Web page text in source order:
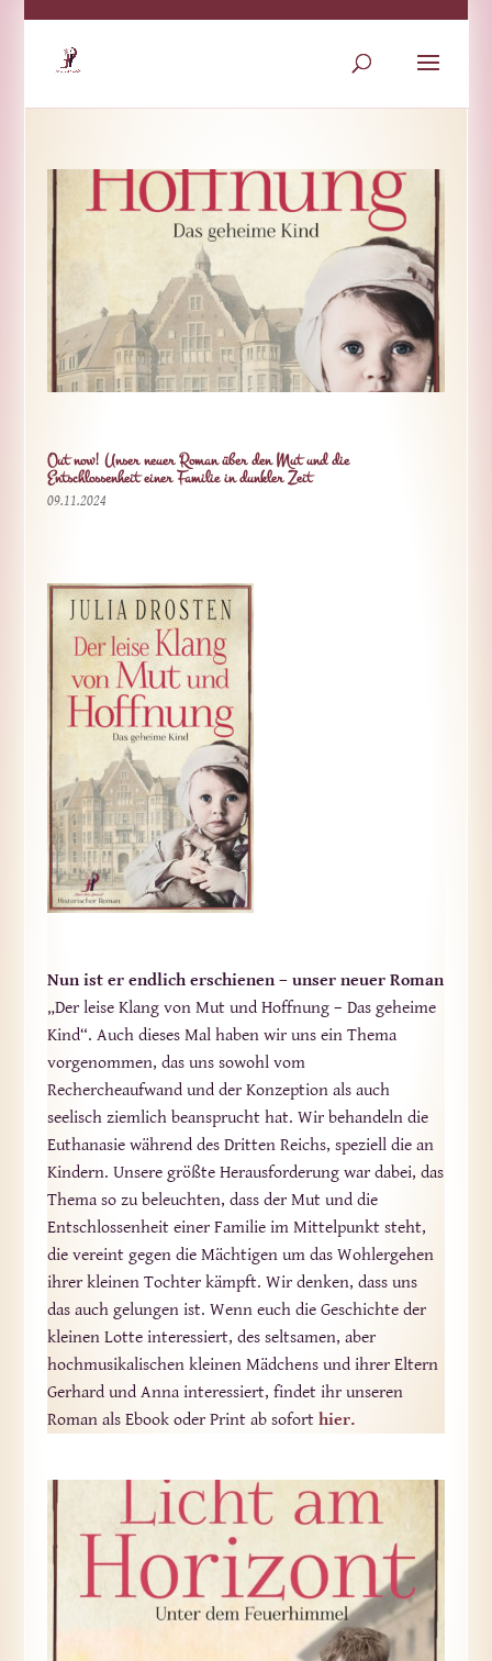
Out now! Unser neuer Roman über den Mut und die
Entschlossenheit einer Familie in dunkler Zeit
09.11.2024
Nun ist er endlich erschienen – unser neuer Roman
„Der leise Klang von Mut und Hoffnung – Das geheime
Kind“. Auch dieses Mal haben wir uns ein Thema
vorgenommen, das uns sowohl vom
Rechercheaufwand und der Konzeption als auch
seelisch ziemlich beansprucht hat. Wir behandeln die
Euthanasie während des Dritten Reichs, speziell die an
Kindern. Unsere größte Herausforderung war dabei, das
Thema so zu beleuchten, dass der Mut und die
Entschlossenheit einer Familie im Mittelpunkt steht,
die vereint gegen die Mächtigen um das Wohlergehen
ihrer kleinen Tochter kämpft. Wir denken, dass uns
das auch gelungen ist. Wenn euch die Geschichte der
kleinen Lotte interessiert, des seltsamen, aber
hochmusikalischen kleinen Mädchens und ihrer Eltern
Gerhard und Anna interessiert, findet ihr unseren
Roman als Ebook oder Print ab soforthier.